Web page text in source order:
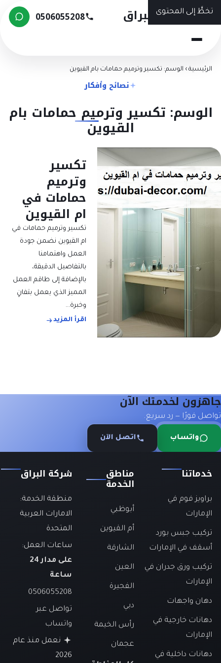
تخطَّ إلى المحتوى
شركة البراق 0506055208
الرئيسية › الوسم: تكسير وترميم حمامات بام القيوين
نصائح وأفكار
الوسم: تكسير وترميم حمامات بام
القيوين
تكسير
وترميم
حمامات في
ام القيوين
تكسير وترميم حمامات في
ام القيوين نضمن جودة
العمل واهتمامنا
بالتفاصيل الدقيقة،
بالإضافة إلى طاقم العمل
المميز الذي يعمل بتفانٍ
وخبرة…
اقرأ المزيد
جاهزون لخدمتك الآن
تواصل فورًا — رد سريع.
واتساب اتصل الآن
خدماتنا
براويز فوم في
الإمارات
تركيب جبس بورد
أسقف في الإمارات
تركيب ورق جدران في
الإمارات
دهان واجهات
دهانات خارجية في
الإمارات
دهانات داخلية في
مناطق
الخدمة
أبوظبي
أم القيوين
الشارقة
العين
الفجيرة
دبي
رأس الخيمة
عجمان
شركة البراق
منطقة الخدمة:
الامارات العربية
المتحدة
ساعات العمل:
على مدار 24
ساعة
0506055208
تواصل عبر
واتساب
نعمل منذ عام
2026